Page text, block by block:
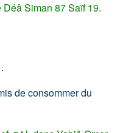
Siman 87 Saïf 19.
de consommer du